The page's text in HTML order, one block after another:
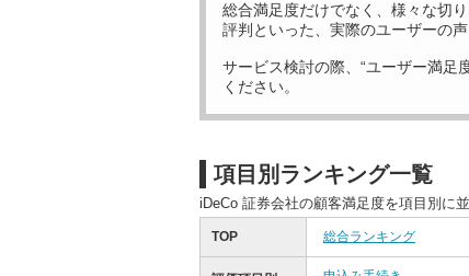
総合満足度だけでなく、様々な切
評判といった、実際のユーザーの声
サービス検討の際、“ユーザー満足
ください。
項目別ランキング一覧
iDeCo 証券会社の顧客満足度を項目別に
TOP 総合ランキング